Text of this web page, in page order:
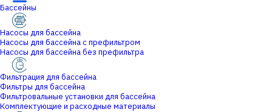
Бассейны
Насосы для бассейна
Насосы для бассейна с префильтром
Насосы для бассейна без префильтра
Фильтрация для бассейна
Фильтры для бассейна
Фильтровальные установки для бассейна
Комплектующие и расходные материалы